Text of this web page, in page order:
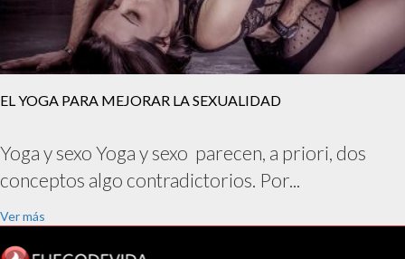
EL YOGA PARA MEJORAR LA SEXUALIDAD
Yoga y sexo Yoga y sexo parecen, a priori, dos
conceptos algo contradictorios. Por...
Ver más